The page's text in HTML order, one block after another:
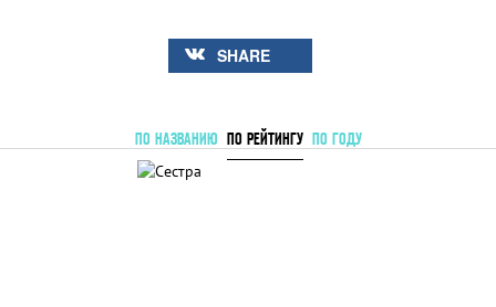
SHARE
ПО НАЗВАНИЮ ПО РЕЙТИНГУ ПО ГОДУ